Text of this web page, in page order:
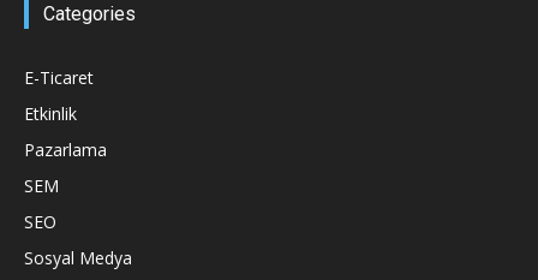
Categories
E-Ticaret
Etkinlik
Pazarlama
SEM
SEO
Sosyal Medya